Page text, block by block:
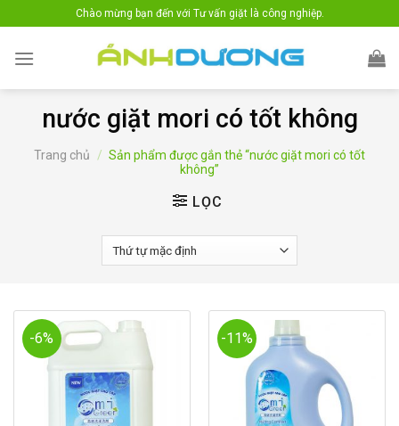
to
content
Chào mừng bạn đến với Tư vấn giặt là công nghiệp.
nước giặt mori có tốt không
Trang chủ / Sản phẩm được gắn thẻ “nước giặt mori có tốt
không”
LỌC
-6% -11%